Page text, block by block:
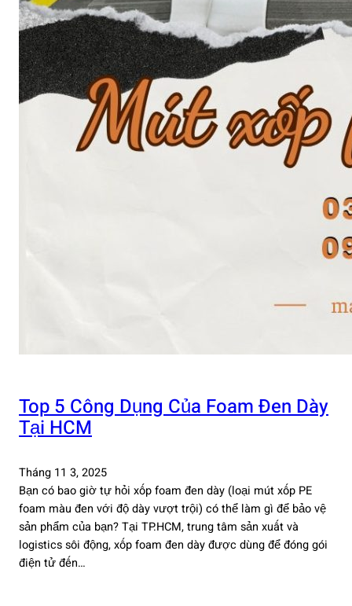
Top 5 Công Dụng Của Foam Đen Dày
Tại HCM
Tháng 11 3, 2025
Bạn có bao giờ tự hỏi xốp foam đen dày (loại mút xốp PE
foam màu đen với độ dày vượt trội) có thể làm gì để bảo vệ
sản phẩm của bạn? Tại TP.HCM, trung tâm sản xuất và
logistics sôi động, xốp foam đen dày được dùng để đóng gói
điện tử đến…